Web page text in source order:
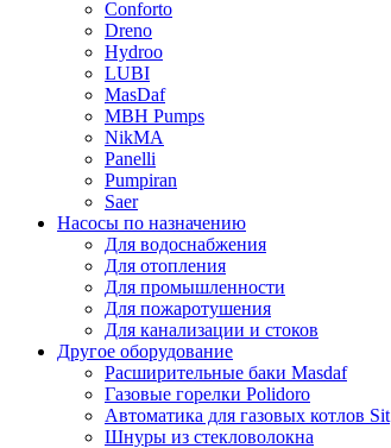
Conforto
Dreno
Hydroo
LUBI
MasDaf
MBH Pumps
NikMA
Panelli
Pumpiran
Saer
Насосы по назначению
Для водоснабжения
Для отопления
Для промышленности
Для пожаротушения
Для канализации и стоков
Другое оборудование
Расширительные баки Masdaf
Газовые горелки Polidoro
Автоматика для газовых котлов Sit
Шнуры из стекловолокна